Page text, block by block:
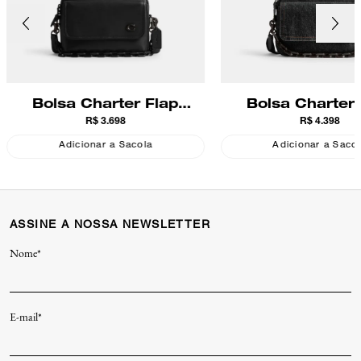
Bolsa Charter Flap
Crossbody 24 Coach
R$ 3.698
Adicionar a Sacola
Bolsa Charter
Crossbody 24
R$ 4.398
Adicionar a
ASSINE A NOSSA NEWSLETTER
Nome*
E-mail*